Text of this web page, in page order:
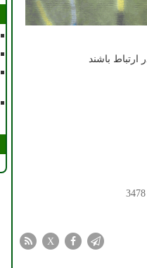
ارتباط باشند
3478
X